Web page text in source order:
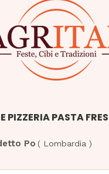
PIZZERIA PASTA
Po ( Lombardia )